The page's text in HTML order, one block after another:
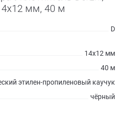
мм, 40 м
D
14х12 мм
40 м
этилен-пропиленовый каучук
чёрный